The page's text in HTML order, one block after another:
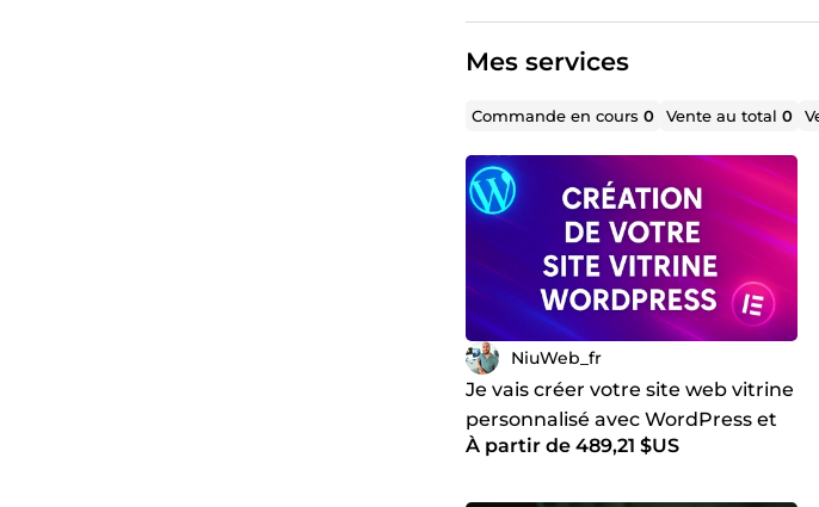
Mes services
Commande en cours0 Vente au total0
NiuWeb_fr
Je vais créer votre site web vitrine
personnalisé avec WordPress et
Elementor
À partir de 489,21 $US